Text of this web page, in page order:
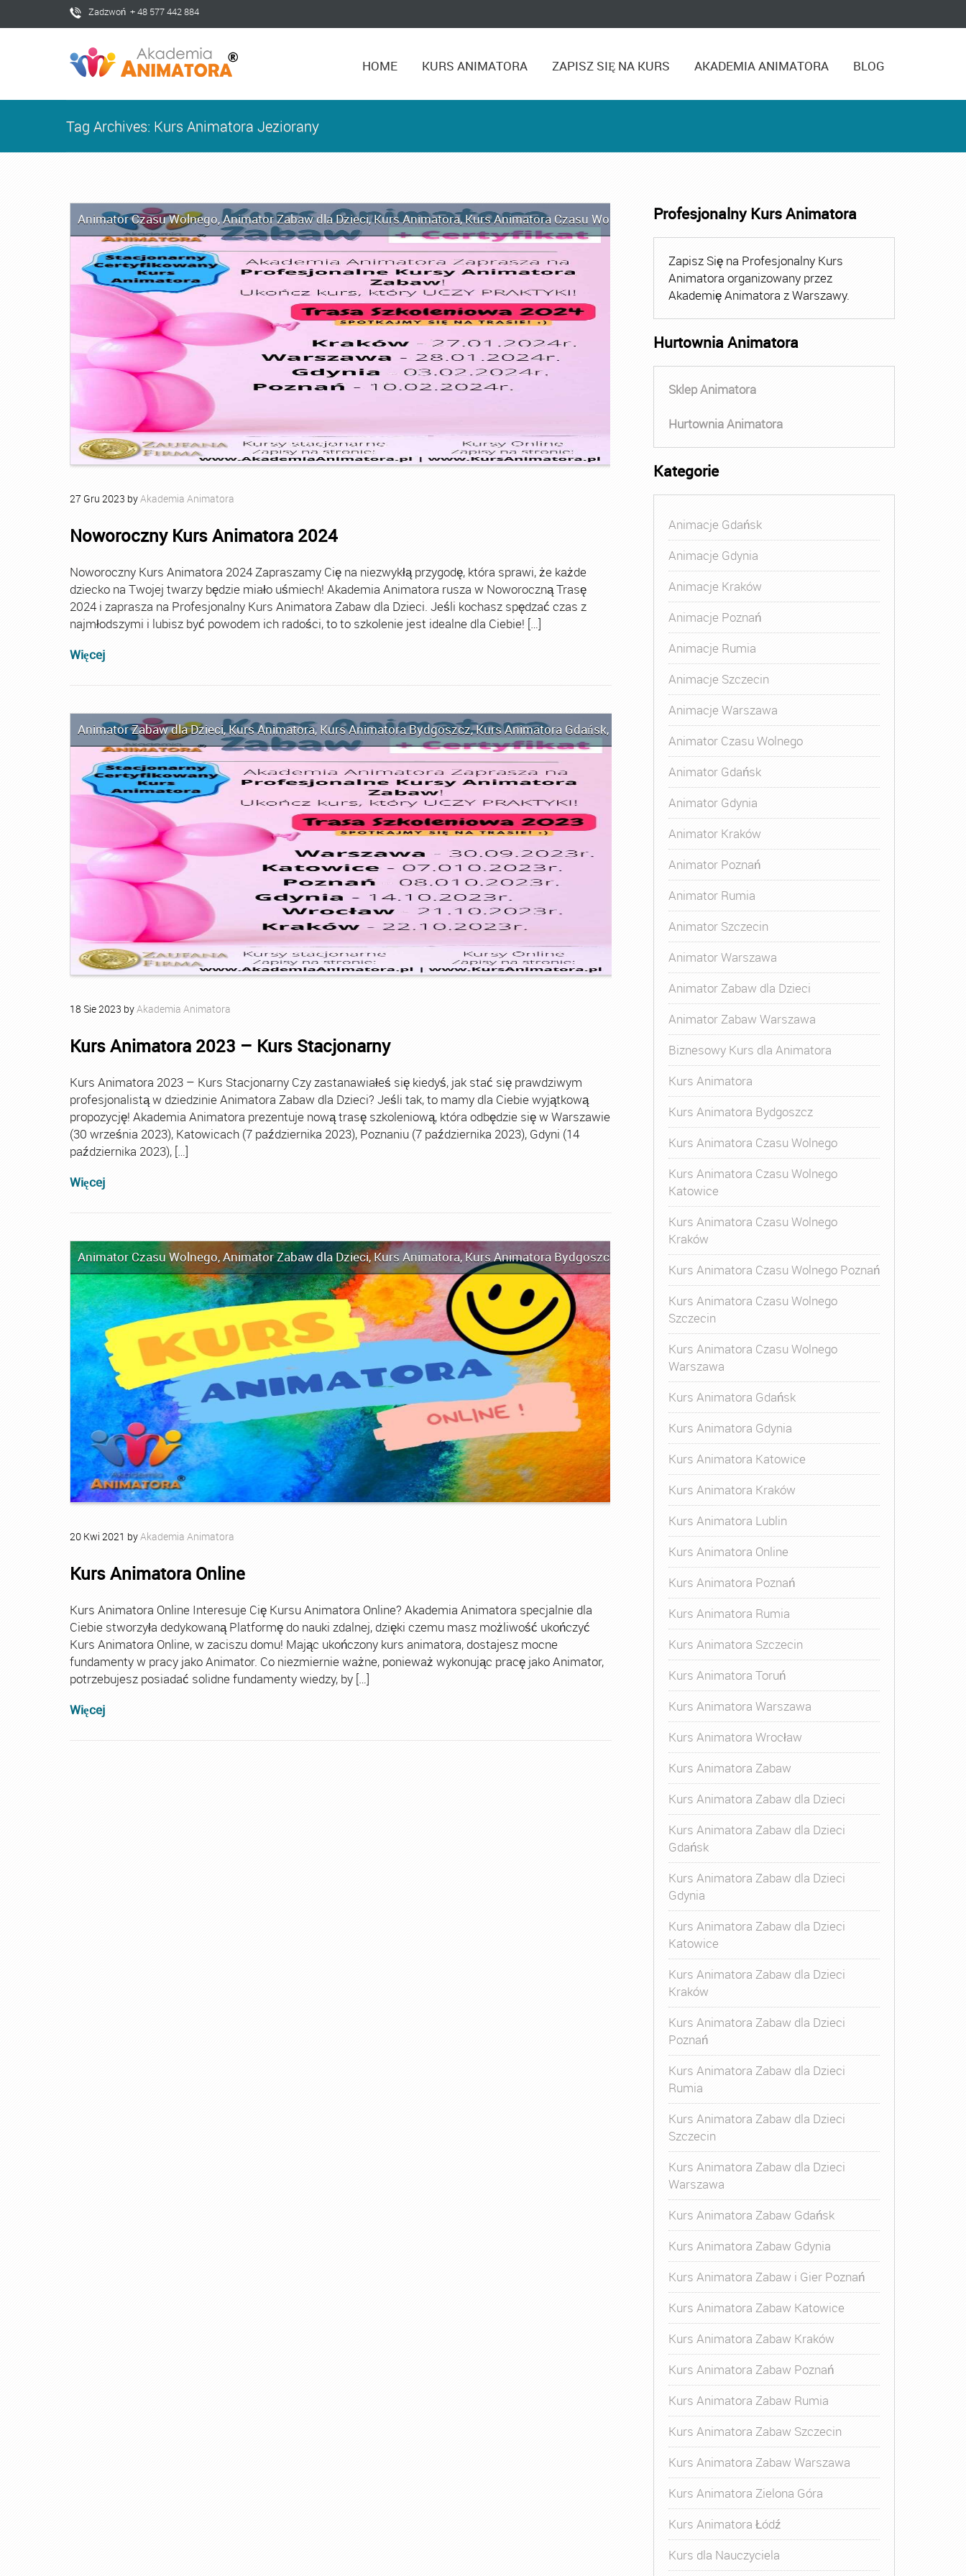
Zadzwoń + 48 577 442 884
HOME KURS ANIMATORA ZAPISZ SIĘ NA KURS AKADEMIA ANIMATORA BLOG
Tag Archives: Kurs Animatora Jeziorany
Animator Czasu Wolnego,Animator Zabaw dla Dzieci,Kurs Animatora,Kurs Animatora Czasu Wolnego Kurs Animatora Czasu Wolnego Warszawa
27 Gru 2023 byAkademia Animatora
Noworoczny Kurs Animatora 2024
Noworoczny Kurs Animatora 2024 Zapraszamy Cię na niezwykłą przygodę, która sprawi, że każde
dziecko na Twojej twarzy będzie miało uśmiech! Akademia Animatora rusza w Noworoczną Trasę
2024 i zaprasza na Profesjonalny Kurs Animatora Zabaw dla Dzieci. Jeśli kochasz spędzać czas z
najmłodszymi i lubisz być powodem ich radości, to to szkolenie jest idealne dla Ciebie! […]
Więcej
Animator Zabaw dla Dzieci,Kurs Animatora, Kurs Animatora Bydgoszcz,Kurs Animatora Gdańsk, Kurs Animatora Gdynia,Kurs Animatora Katowice
18 Sie2023 byAkademia Animatora
Kurs Animatora 2023 – Kurs Stacjonarny
Kurs Animatora 2023 – Kurs Stacjonarny Czy zastanawiałeś się kiedyś, jak stać się prawdziwym
profesjonalistą w dziedzinie Animatora Zabaw dla Dzieci? Jeśli tak, to mamy dla Ciebie wyjątkową
propozycję! Akademia Animatora prezentuje nową trasę szkoleniową, która odbędzie się w Warszawie
(30 września 2023), Katowicach (7 października 2023), Poznaniu (7 października 2023), Gdyni (14
października 2023), […]
Więcej
Animator Czasu Wolnego,Animator Zabaw dla Dzieci,Kurs Animatora,Kurs Animatora Bydgoszcz Kurs Animatora Czasu Wolnego,Kurs Animatora Czasu
20 Kwi 2021 byAkademia Animatora
Kurs Animatora Online
Kurs Animatora Online Interesuje Cię Kursu Animatora Online? Akademia Animatora specjalnie dla
Ciebie stworzyła dedykowaną Platformę do nauki zdalnej, dzięki czemu masz możliwość ukończyć
Kurs Animatora Online, w zaciszu domu! Mając ukończony kurs animatora, dostajesz mocne
fundamenty w pracy jako Animator. Co niezmiernie ważne, ponieważ wykonując pracę jako Animator,
potrzebujesz posiadać solidne fundamenty wiedzy, by […]
Więcej
Profesjonalny Kurs Animatora
Zapisz Się na Profesjonalny Kurs
Animatora organizowany przez
Akademię Animatora z Warszawy.
Hurtownia Animatora
Sklep Animatora
Hurtownia Animatora
Kategorie
Animacje Gdańsk
Animacje Gdynia
Animacje Kraków
Animacje Poznań
Animacje Rumia
Animacje Szczecin
Animacje Warszawa
Animator Czasu Wolnego
Animator Gdańsk
Animator Gdynia
Animator Kraków
Animator Poznań
Animator Rumia
Animator Szczecin
Animator Warszawa
Animator Zabaw dla Dzieci
Animator Zabaw Warszawa
Biznesowy Kurs dla Animatora
Kurs Animatora
Kurs Animatora Bydgoszcz
Kurs Animatora Czasu Wolnego
Kurs Animatora Czasu Wolnego
Katowice
Kurs Animatora Czasu Wolnego
Kraków
Kurs Animatora Czasu Wolnego Poznań
Kurs Animatora Czasu Wolnego
Szczecin
Kurs Animatora Czasu Wolnego
Warszawa
Kurs Animatora Gdańsk
Kurs Animatora Gdynia
Kurs Animatora Katowice
Kurs Animatora Kraków
Kurs Animatora Lublin
Kurs Animatora Online
Kurs Animatora Poznań
Kurs Animatora Rumia
Kurs Animatora Szczecin
Kurs Animatora Toruń
Kurs Animatora Warszawa
Kurs Animatora Wrocław
Kurs Animatora Zabaw
Kurs Animatora Zabaw dla Dzieci
Kurs Animatora Zabaw dla Dzieci
Gdańsk
Kurs Animatora Zabaw dla Dzieci
Gdynia
Kurs Animatora Zabaw dla Dzieci
Katowice
Kurs Animatora Zabaw dla Dzieci
Kraków
Kurs Animatora Zabaw dla Dzieci
Poznań
Kurs Animatora Zabaw dla Dzieci
Rumia
Kurs Animatora Zabaw dla Dzieci
Szczecin
Kurs Animatora Zabaw dla Dzieci
Warszawa
Kurs Animatora Zabaw Gdańsk
Kurs Animatora Zabaw Gdynia
Kurs Animatora Zabaw i Gier Poznań
Kurs Animatora Zabaw Katowice
Kurs Animatora Zabaw Kraków
Kurs Animatora Zabaw Poznań
Kurs Animatora Zabaw Rumia
Kurs Animatora Zabaw Szczecin
Kurs Animatora Zabaw Warszawa
Kurs Animatora Zielona Góra
Kurs Animatora Łódź
Kurs dla Nauczyciela